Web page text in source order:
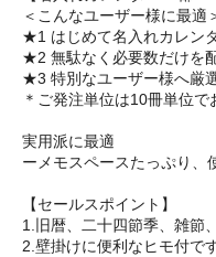
＜こんなユーザー様に最適
★1 はじめて名入れカレン
★2 無駄なく必要数だけを
★3 特別なユーザー様へ厳
＊ご発注単位は10冊単位で
実用派に最適
ーメモスペースたっぷり、
【セールスポイント】
1.旧暦、二十四節季、雑節
2.壁掛けに便利なヒモ付です